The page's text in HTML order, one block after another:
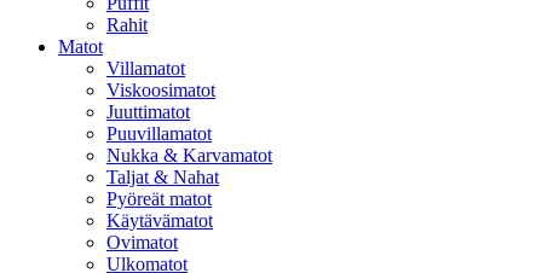
Rahit
Matot
Villamatot
Viskoosimatot
Juuttimatot
Puuvillamatot
Nukka & Karvamatot
Taljat & Nahat
Pyöreät matot
Käytävämatot
Ovimatot
Ulkomatot